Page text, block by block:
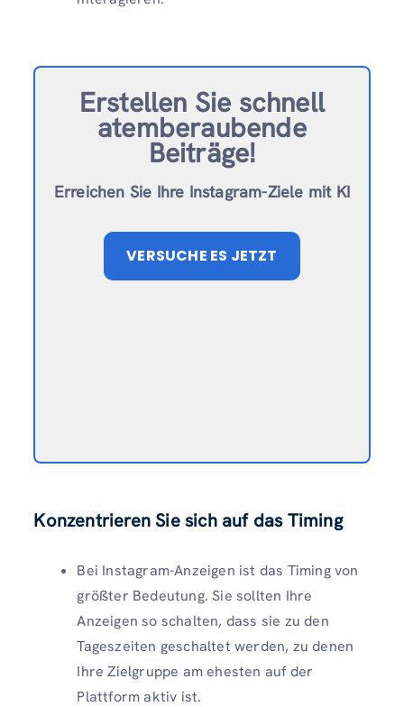
Erstellen Sie schnell
atemberaubende
Beiträge!
Erreichen Sie Ihre Instagram-Ziele mit KI
VERSUCHE ES JETZT
Konzentrieren Sie sich auf das Timing
Bei Instagram-Anzeigen ist das Timing von
größter Bedeutung. Sie sollten Ihre
Anzeigen so schalten, dass sie zu den
Tageszeiten geschaltet werden, zu denen
Ihre Zielgruppe am ehesten auf der
Plattform aktiv ist.